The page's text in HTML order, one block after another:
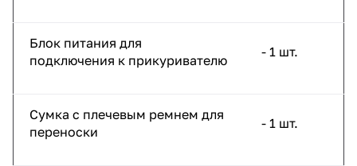
Блок питания для
подключения к прикуривателю
- 1 шт.
Сумка с плечевым ремнем для
переноски
- 1 шт.